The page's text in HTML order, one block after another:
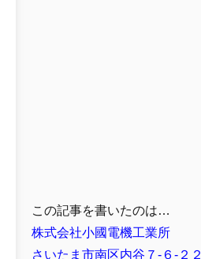
この記事を書いたのは…
株式会社小國電機工業所
さいたま市南区内谷７-６-２２